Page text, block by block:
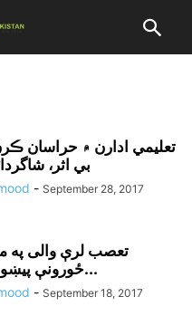
تعليمي ادارن ۾ حراسان
بي اثر،
- September 28, 2017
تعصب لرې والی
ځورونې پيښو زياتولو لپاره...
- September 18, 2017